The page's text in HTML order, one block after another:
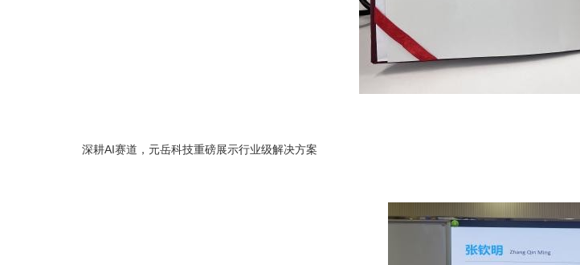
深耕AI赛道，元岳科技重磅展示行业级解决方案